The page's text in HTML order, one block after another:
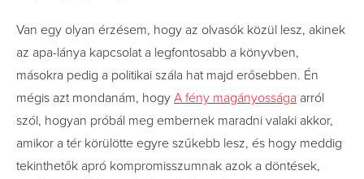
Van egy olyan érzésem, hogy az olvasók közül lesz, akinek
az apa-lánya kapcsolat a legfontosabb a könyvben,
másokra pedig a politikai szála hat majd erősebben. Én
mégis azt mondanám, hogy A fény magányossága arról
szól, hogyan próbál meg embernek maradni valaki akkor,
amikor a tér körülötte egyre szűkebb lesz, és hogy meddig
tekinthetők apró kompromisszumnak azok a döntések,